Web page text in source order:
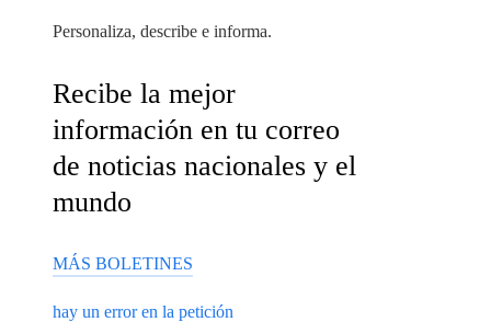
Personaliza, describe e informa.
Recibe la mejor
información en tu correo
de noticias nacionales y el
mundo
MÁS BOLETINES
hay un error en la petición